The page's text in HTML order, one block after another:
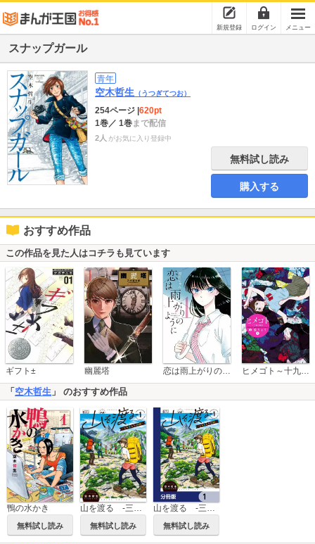
新規登録 ログイン メニュー
スナップガール
青年
空木哲生 （うつぎてつお）
254ページ 620pt
1巻／ 1巻まで配信
2人 がお気に入り登録中
無料試し読み
購入する
おすすめ作品
この作品を見た人はコチラも見ています
ギフト± 幽麗塔 恋は雨上がりのように ヒメゴト～十九歳の制服～
「 空木哲生 」 のおすすめ作品
鴨の水かき
無料試し読み 無料試し読み
山を渡る -三多摩大岳部録-【分冊版】
無料試し読み